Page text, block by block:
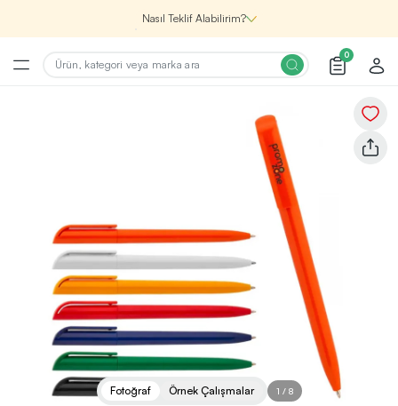
Nasıl Teklif Alabilirim?
binlerce kaliteli ve yenilikçi ürünü, seçkin marka ve
keşfedebilirsin.
Renk, Baskı ve Adet
Seçimini Yap!
2 Promosyon ürününü özelleştirmek için renk, baskı
yönü ve adet gibi detayları seçerek, teklif adımına
geçmeden önce tüm tercihlerine uygun seçenekleri
0
Fotoğraf Örnek Çalışmalar 1 / 8